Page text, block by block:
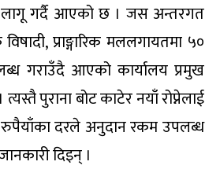
लागू गर्दै आएको छ । जस अन्तरगत
प्राङ्गारिक मललगायतमा ५०
गराउँदै आएको कार्यालय प्रमुख
पुराना बोट काटेर नयाँ रोप्नेलाई
दरले अनुदान रकम उपलब्ध
दिइन् ।